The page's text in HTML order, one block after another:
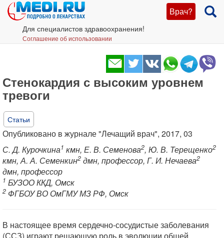
Врач?
Для специалистов здравоохранения!
Соглашение об использовании
Стенокардия с высоким уровнем
тревоги
Статьи
Опубликовано в журнале "Лечащий врач", 2017, 03
С. Д. Курочкина1 кмн, Е. В. Семенова2, Ю. В. Терещенко2
кмн, А. А. Семенкин2 дмн, профессор, Г. И. Нечаева2
дмн, профессор
1 БУЗОО ККД, Омск
2 ФГБОУ ВО ОмГМУ МЗ РФ, Омск
В настоящее время сердечно-сосудистые заболевания